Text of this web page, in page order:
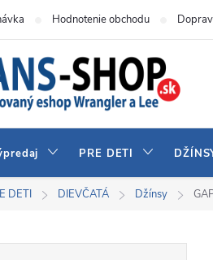
Hodnotenie obchodu
PRE DETI
DETI DIEVČATÁ Džínsy